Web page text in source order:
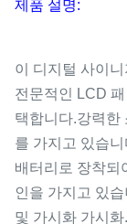
제품 설명:
이 디지털 사이
전문적인 LCD
택합니다.강력한
를 가지고 있습
배터리로 장착되
인을 가지고 있
및 가시화 가시